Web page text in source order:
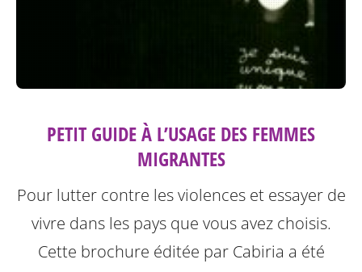
PETIT GUIDE À L’USAGE DES FEMMES
MIGRANTES
Pour lutter contre les violences et essayer de
vivre dans les pays que vous avez choisis.
Cette brochure éditée par Cabiria a été